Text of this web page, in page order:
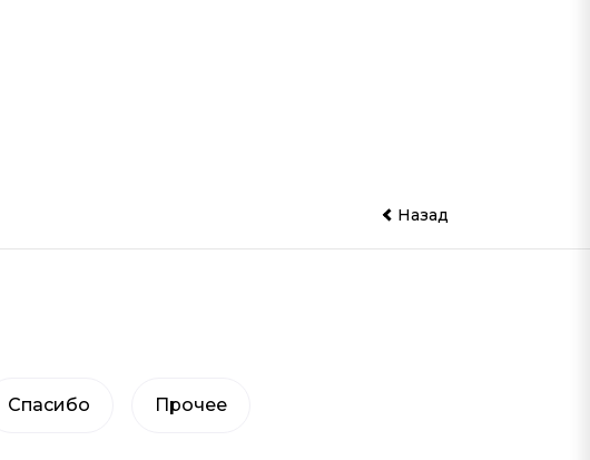
Назад
Спасибо Прочее